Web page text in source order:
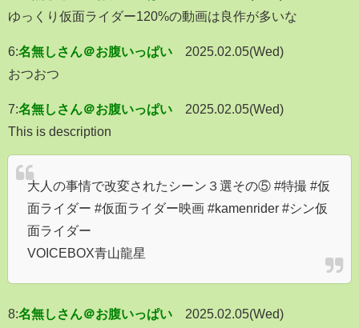
ゆっくり仮面ライダー120%の動画は良作が多いな
6:名無しさん＠お腹いっぱい
2025.02.05(Wed)
おつおつ
7:名無しさん＠お腹いっぱい
2025.02.05(Wed)
This is description
大人の事情で改変されたシーン３選その⑤ #特撮 #仮
面ライダー #仮面ライダー映画 #kamenrider #シン仮
面ライダー
VOICEBOX青山龍星
8:名無しさん＠お腹いっぱい
2025.02.05(Wed)